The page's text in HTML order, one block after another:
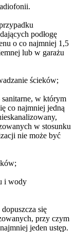
podłogę
o co najmniej 1,5
lub w garażu
ścieków;
w którym
co najmniej jedną
w stosunku
nie może być
i wody
się
przy czym
jeden ustęp.